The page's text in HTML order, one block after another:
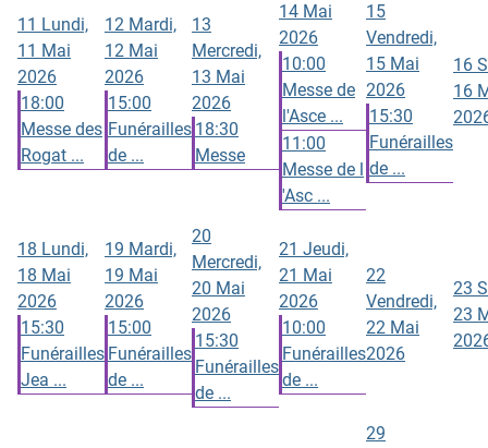
11 Lundi,
11 Mai
2026
18:00
Messe des
Rogat ...
12 Mardi,
12 Mai
2026
15:00
Funérailles
de ...
13
Mercredi,
13 Mai
2026
18:30
Messe
14 Mai
2026
10:00
Messe de
l'Asce ...
11:00
Messe de l
'Asc ...
15
Vendredi,
15 Mai
2026
15:30
Funérailles
de ...
16
16
18 Lundi,
18 Mai
2026
15:30
Funérailles
Jea ...
19 Mardi,
19 Mai
2026
15:00
Funérailles
de ...
20
Mercredi,
20 Mai
2026
15:30
Funérailles
de ...
21 Jeudi,
21 Mai
2026
10:00
Funérailles
de ...
22
Vendredi,
22 Mai
2026
23
23
29